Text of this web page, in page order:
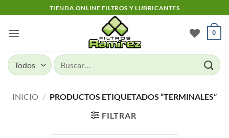
to
content
TIENDA ONLINE FILTROS Y LUBRICANTES
0
Buscar
por:
INICIO / PRODUCTOS ETIQUETADOS “TERMINALES”
FILTRAR